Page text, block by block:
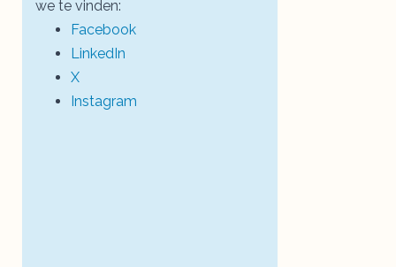
we te vinden:
Facebook
LinkedIn
X
Instagram